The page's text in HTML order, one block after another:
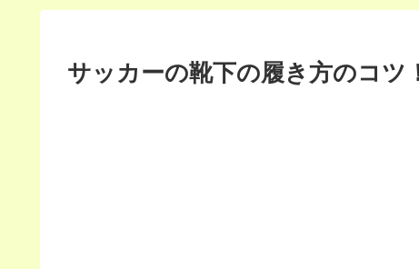
サッカーの靴下の履き方のコツ